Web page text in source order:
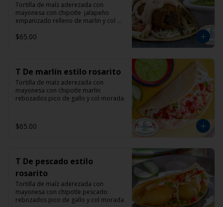
Tortilla de maíz aderezada con
mayonesa con chipotle  jalapeño
empanizado relleno de marlin y col
$65.00
T De marlín estilo rosarito
Tortilla de maíz aderezada con
mayonesa con chipotle marlin
rebozados pico de gallo y col morada
$65.00
T De pescado estilo
rosarito
Tortilla de maíz aderezada con
mayonesa con chipotle pescado
rebozados pico de gallo y col morada